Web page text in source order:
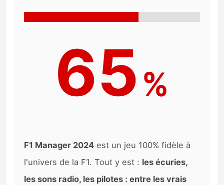
65 %
F1 Manager 2024 est un jeu 100% fidèle à
l'univers de la F1. Tout y est : les écuries,
les sons radio, les pilotes : entre les vrais